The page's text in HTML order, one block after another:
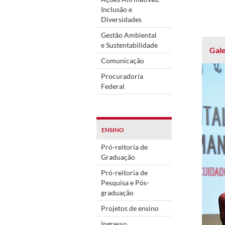
Inclusão e
Diversidades
Gestão Ambiental
e Sustentabilidade
Comunicação
Procuradoria
Federal
ENSINO
Pró-reitoria de
Graduação
Pró-reitoria de
Pesquisa e Pós-
graduação
Projetos de ensino